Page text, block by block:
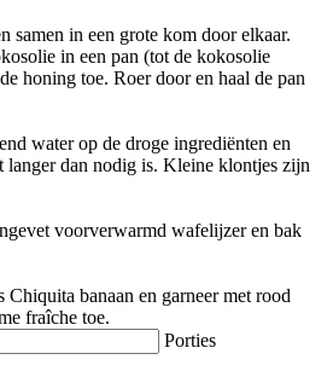
samen in een grote kom door elkaar.
in een pan (tot de kokosolie
honing toe. Roer door en haal de pan
water op de droge ingrediënten en
langer dan nodig is. Kleine klontjes zijn
voorverwarmd wafelijzer en bak
banaan en garneer met rood
fraîche toe.
Porties